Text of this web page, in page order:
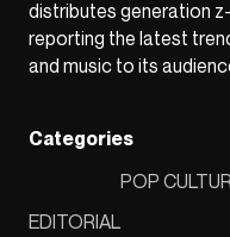
distributes generation
reporting the latest
and music to its
Categories
EDITORIAL
POP